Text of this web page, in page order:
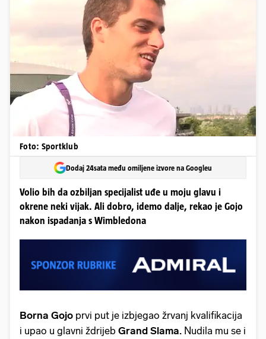
Foto: Sportklub
Dodaj 24sata među omiljene izvore na Googleu
Volio bih da ozbiljan specijalist uđe u moju glavu i
okrene neki vijak. Ali dobro, idemo dalje, rekao je Gojo
nakon ispadanja s Wimbledona
Borna Gojo prvi put je izbjegao žrvanj kvalifikacija
i upao u glavni ždrijeb Grand Slama. Nudila mu se i